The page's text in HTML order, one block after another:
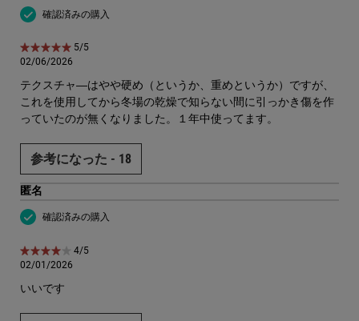
確認済みの購入
5星中5。
5/5
02/06/2026
テクスチャ―はやや硬め（というか、重めというか）ですが、
これを使用してから冬場の乾燥で知らない間に引っかき傷を作
っていたのが無くなりました。１年中使ってます。
参考になった - 18
匿名
確認済みの購入
5星中4。
4/5
02/01/2026
いいです